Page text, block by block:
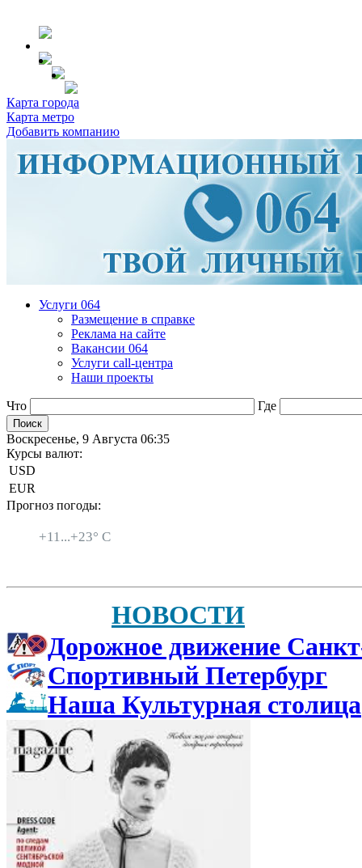
Карта города
Карта метро
Добавить компанию
Услуги 064
Размещение в справке
Реклама на сайте
Вакансии 064
Услуги call-центра
Наши проекты
Что Где
Воскресенье, 9 Августа 06:35
Курсы валют:
USD
EUR
Прогноз погоды:
+11...+23° C
НОВОСТИ
Дорожное движение
Спортивный Петербург
Наша Культурная столица